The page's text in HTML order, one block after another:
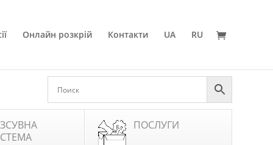
Онлайн розкрій Контакти UA RU
ПОСЛУГИ